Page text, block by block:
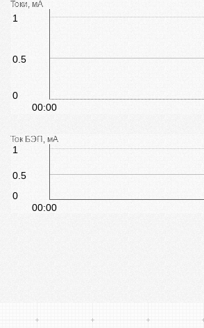
Токи, мА
0
0.5
1
00:00
Ток БЭП, мА
0
0.5
1
00:00